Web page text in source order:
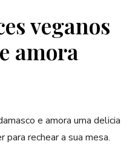
veganos
amora
e amora uma delicia
para rechear a sua mesa.